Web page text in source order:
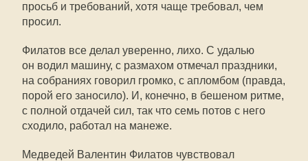
просьб и требований, хотя чаще требовал, чем
просил.
Филатов все делал уверенно, лихо. С удалью
он водил машину, с размахом отмечал праздники,
на собраниях говорил громко, с апломбом (правда,
порой его заносило). И, конечно, в бешеном ритме,
с полной отдачей сил, так что семь потов с него
сходило, работал на манеже.
Медведей Валентин Филатов чувствовал